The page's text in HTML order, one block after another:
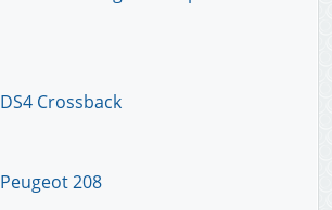
DS4 Crossback
Peugeot 208